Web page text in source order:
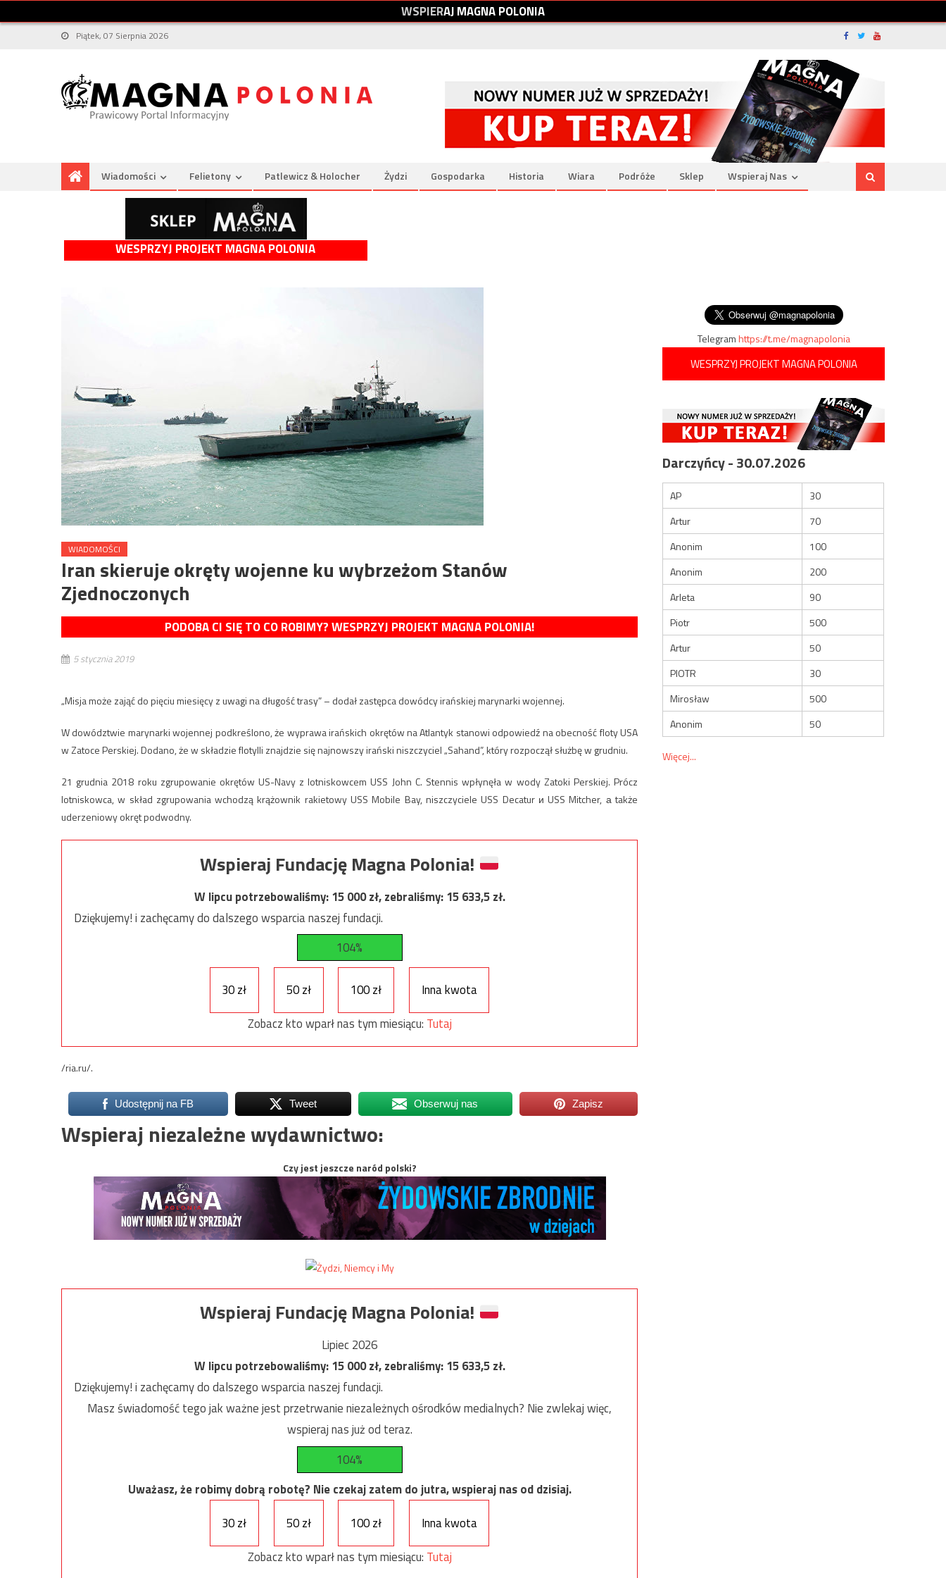
WSPIERAJMAGNAPOLONIA
Piątek, 07 Sierpnia 2026
Wiadomości Felietony Patlewicz & Holocher Żydzi Gospodarka Historia Wiara Podróże Sklep Wspieraj Nas
WESPRZYJ PROJEKT MAGNA POLONIA
WIADOMOŚCI
Iran skieruje okręty wojenne ku wybrzeżom Stanów
Zjednoczonych
PODOBA CI SIĘ TO CO ROBIMY? WESPRZYJ PROJEKT MAGNA POLONIA!
5 stycznia 2019
„Misja może zająć do pięciu miesięcy z uwagi na długość trasy” – dodał zastępca dowódcy irańskiej marynarki wojennej.
W dowództwie marynarki wojennej podkreślono, że wyprawa irańskich okrętów na Atlantyk stanowi odpowiedź na obecność floty USA
w Zatoce Perskiej. Dodano, że w składzie flotylli znajdzie się najnowszy irański niszczyciel „Sahand”, który rozpoczął służbę w grudniu.
21 grudnia 2018 roku zgrupowanie okrętów US-Navy z lotniskowcem USS John C. Stennis wpłynęła w wody Zatoki Perskiej. Prócz
lotniskowca, w skład zgrupowania wchodzą krążownik rakietowy USS Mobile Bay, niszczyciele USS Decatur и USS Mitcher, а także
uderzeniowy okręt podwodny.
Wspieraj Fundację Magna Polonia!
W lipcu potrzebowaliśmy:15 000zł, zebraliśmy:15 633,5zł.
Dziękujemy! i zachęcamy do dalszego wsparcia naszej fundacji.
104%
30 zł 50 zł 100 zł
Inna kwota
Zobacz kto wparł nas tym miesiącu: Tutaj
/ria.ru/.
Udostępnij na FB Tweet Obserwuj nas Zapisz
Wspieraj niezależne wydawnictwo:
Czy jest jeszcze naród polski?
Wspieraj Fundację Magna Polonia!
Lipiec 2026
W lipcu potrzebowaliśmy:15 000zł, zebraliśmy:15 633,5zł.
Dziękujemy! i zachęcamy do dalszego wsparcia naszej fundacji.
Masz świadomość tego jak ważne jest przetrwanie niezależnych ośrodków medialnych? Nie zwlekaj więc,
wspieraj nas już od teraz.
104%
Uważasz, że robimy dobrą robotę? Nie czekaj zatem do jutra, wspieraj nas od dzisiaj.
30 zł
50 zł 100 zł
Inna kwota
Zobacz kto wparł nas tym miesiącu: Tutaj
Telegramhttps://t.me/magnapolonia
WESPRZYJ PROJEKT MAGNA POLONIA
Darczyńcy - 30.07.2026
AP
30
Artur
70
Anonim
100
Anonim
200
Arleta
90
Piotr
500
Artur
50
PIOTR
30
Mirosław
500
Anonim
50
Więcej...